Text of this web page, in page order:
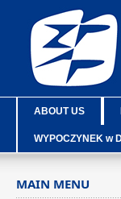
ABOUT US
WYPOCZYNEK w
MAIN MENU